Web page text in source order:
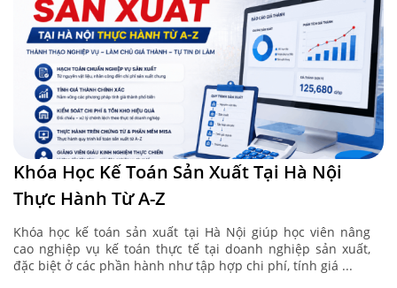
Khóa Học Kế Toán Sản Xuất Tại Hà Nội
Thực Hành Từ A-Z
Khóa học kế toán sản xuất tại Hà Nội giúp học viên nâng
cao nghiệp vụ kế toán thực tế tại doanh nghiệp sản xuất,
đặc biệt ở các phần hành như tập hợp chi phí, tính giá ...